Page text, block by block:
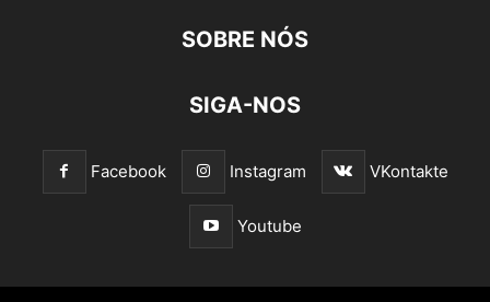
SOBRE NÓS
SIGA-NOS
Facebook Instagram VKontakte
Youtube